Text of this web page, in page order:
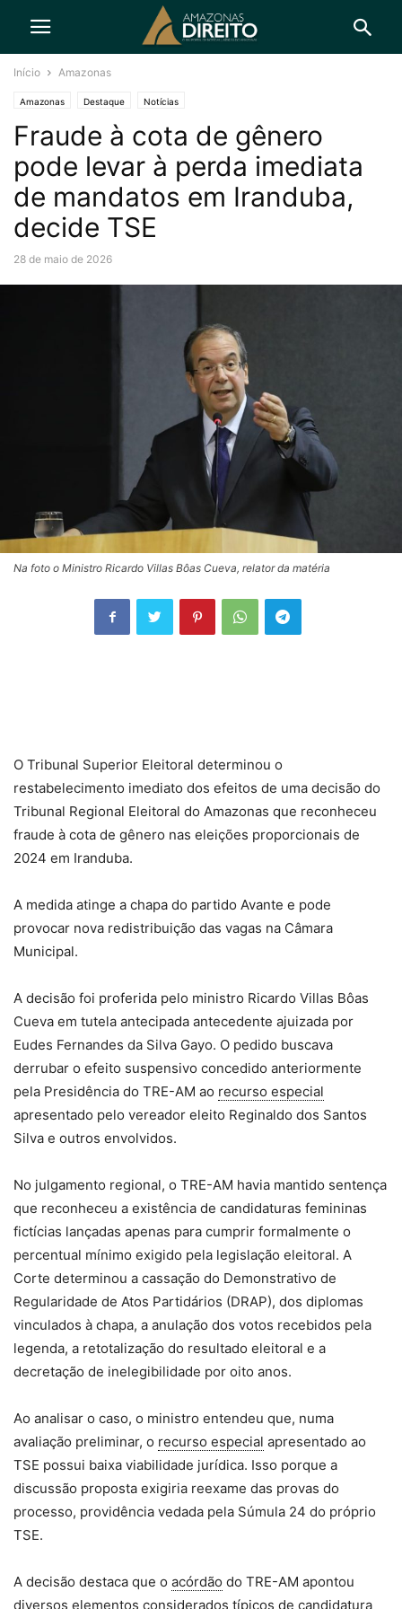
Início Amazonas
Amazonas Destaque Notícias
Fraude à cota de gênero
pode levar à perda imediata
de mandatos em Iranduba,
decide TSE
28 de maio de 2026
Na foto o Ministro Ricardo Villas Bôas Cueva, relator da matéria
O Tribunal Superior Eleitoral determinou o
restabelecimento imediato dos efeitos de uma decisão do
Tribunal Regional Eleitoral do Amazonas que reconheceu
fraude à cota de gênero nas eleições proporcionais de
2024 em Iranduba.
A medida atinge a chapa do partido Avante e pode
provocar nova redistribuição das vagas na Câmara
Municipal.
A decisão foi proferida pelo ministro Ricardo Villas Bôas
Cueva em tutela antecipada antecedente ajuizada por
Eudes Fernandes da Silva Gayo. O pedido buscava
derrubar o efeito suspensivo concedido anteriormente
pela Presidência do TRE-AM ao recurso especial
apresentado pelo vereador eleito Reginaldo dos Santos
Silva e outros envolvidos.
No julgamento regional, o TRE-AM havia mantido sentença
que reconheceu a existência de candidaturas femininas
fictícias lançadas apenas para cumprir formalmente o
percentual mínimo exigido pela legislação eleitoral. A
Corte determinou a cassação do Demonstrativo de
Regularidade de Atos Partidários (DRAP), dos diplomas
vinculados à chapa, a anulação dos votos recebidos pela
legenda, a retotalização do resultado eleitoral e a
decretação de inelegibilidade por oito anos.
Ao analisar o caso, o ministro entendeu que, numa
avaliação preliminar, o recurso especial apresentado ao
TSE possui baixa viabilidade jurídica. Isso porque a
discussão proposta exigiria reexame das provas do
processo, providência vedada pela Súmula 24 do próprio
TSE.
A decisão destaca que o acórdão do TRE-AM apontou
diversos elementos considerados típicos de candidatura